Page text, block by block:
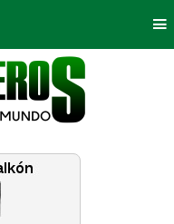
Bogotá
Deportes
Neira